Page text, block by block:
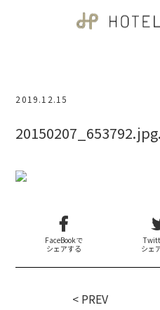
2019.12.15
FaceBookで
シェアする
シェ
< PREV